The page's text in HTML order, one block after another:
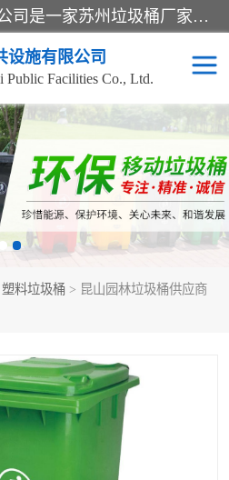
苏州多麦公共设施有限公司是一家苏州垃圾桶厂家，主营：塑料垃圾桶、分类果皮箱、户外园林椅、保安岗亭等产品厂家。全国统一热线电话：17105580222。公司组建完善的团队。设计人员，能根据客户要求，提供适合的设计方案，来满足客户的需求。
设施有限公司
Public Facilities Co., Ltd.
塑料垃圾桶 > 昆山园林垃圾桶供应商
保安岗亭
公园椅
塑料垃圾桶
吸烟岗亭